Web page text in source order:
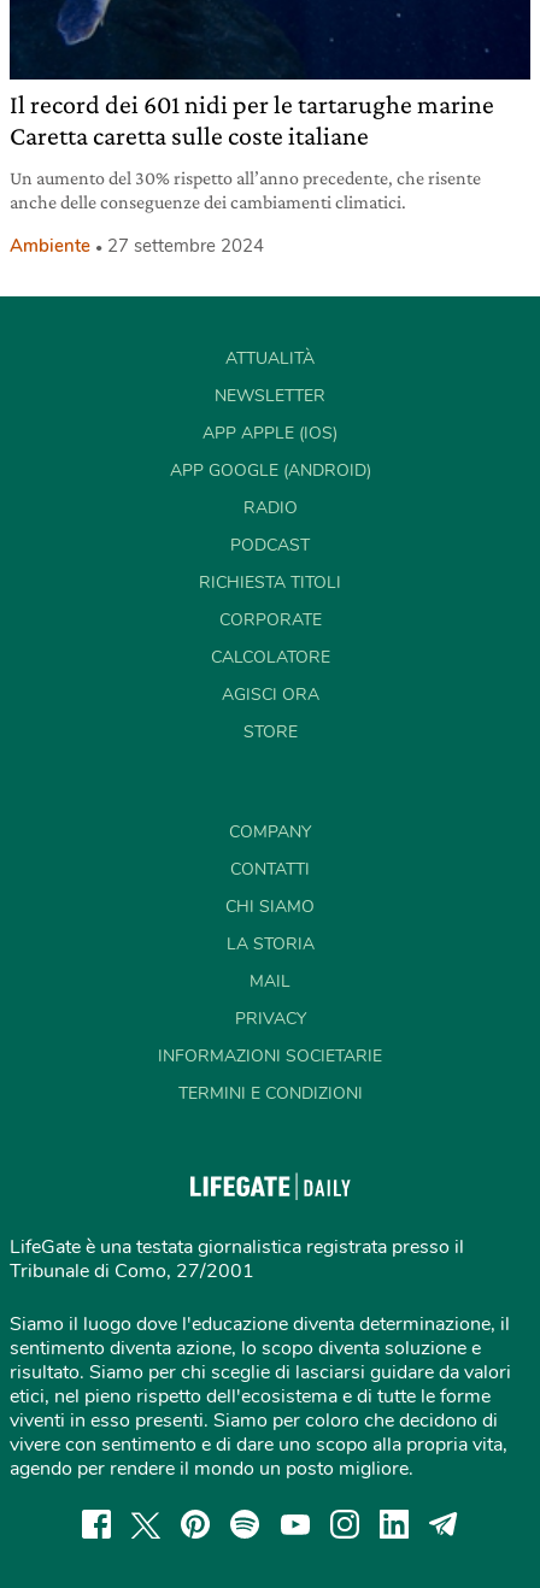
Il record dei 601 nidi per le tartarughe marine
Caretta caretta sulle coste italiane
Un aumento del 30% rispetto all’anno precedente, che risente
anche delle conseguenze dei cambiamenti climatici.
Ambiente 27 settembre 2024
ATTUALITÀ
NEWSLETTER
APP APPLE (IOS)
APP GOOGLE (ANDROID)
RADIO
PODCAST
RICHIESTA TITOLI
CORPORATE
CALCOLATORE
AGISCI ORA
STORE
COMPANY
CONTATTI
CHI SIAMO
LA STORIA
MAIL
PRIVACY
INFORMAZIONI SOCIETARIE
TERMINI E CONDIZIONI
LifeGate è una testata giornalistica registrata presso il
Tribunale di Como, 27/2001
Siamo il luogo dove l'educazione diventa determinazione, il
sentimento diventa azione, lo scopo diventa soluzione e
risultato. Siamo per chi sceglie di lasciarsi guidare da valori
etici, nel pieno rispetto dell'ecosistema e di tutte le forme
viventi in esso presenti. Siamo per coloro che decidono di
vivere con sentimento e di dare uno scopo alla propria vita,
agendo per rendere il mondo un posto migliore.